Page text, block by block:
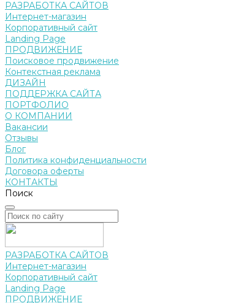
РАЗРАБОТКА САЙТОВ
Интернет-магазин
Корпоративный сайт
Landing Page
ПРОДВИЖЕНИЕ
Поисковое продвижение
Контекстная реклама
ДИЗАЙН
ПОДДЕРЖКА САЙТА
ПОРТФОЛИО
О КОМПАНИИ
Вакансии
Отзывы
Блог
Политика конфиденциальности
Договора оферты
КОНТАКТЫ
Поиск
РАЗРАБОТКА САЙТОВ
Интернет-магазин
Корпоративный сайт
Landing Page
ПРОДВИЖЕНИЕ